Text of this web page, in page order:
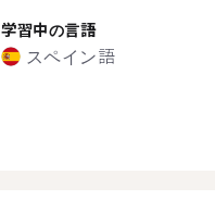
学習中の言語
スペイン語